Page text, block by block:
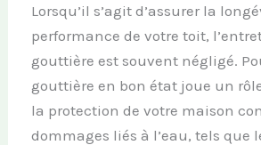
Lorsqu’il s’agit d’assurer la
performance de votre toit,
gouttière est souvent négligé.
gouttière en bon état joue un
la protection de votre maison
dommages liés à l’eau, tels que